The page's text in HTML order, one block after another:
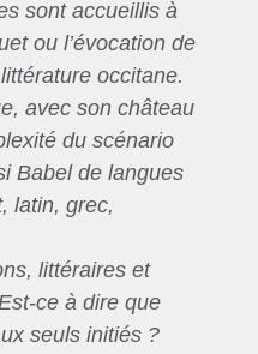
sont accueillis à
ou l’évocation de
occitane.
avec son château
du scénario
Babel de langues
latin, grec,
littéraires et
ce à dire que
seuls initiés ?